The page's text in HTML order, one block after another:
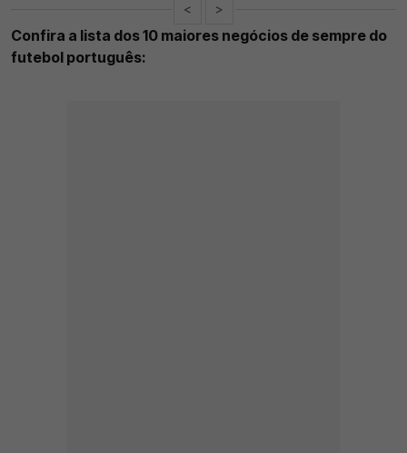
< >
Confira a lista dos 10 maiores negócios de sempre do
futebol português: